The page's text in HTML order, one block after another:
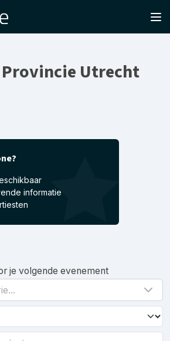
Provincie Utrecht
informatie
je volgende evenement